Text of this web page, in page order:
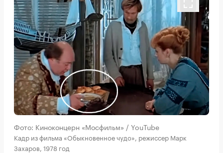
Фото: Киноконцерн «Мосфильм» / YouTube
Кадр из фильма «Обыкновенное чудо», режиссер Марк
Захаров, 1978 год